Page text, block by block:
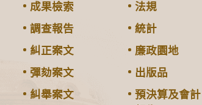
成果檢索
調查報告
糾正案文
彈劾案文
糾舉案文
法規
統計
廉政園地
出版品
預決算及會計